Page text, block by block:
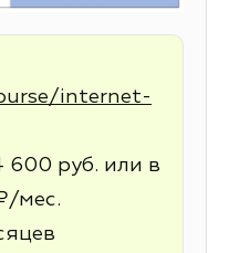
internet-
600 руб. или в
мес.